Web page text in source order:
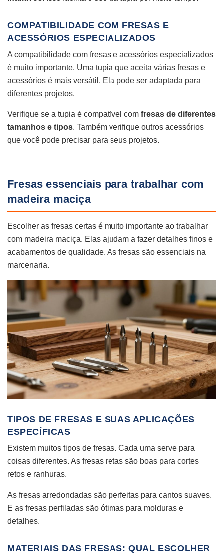
COMPATIBILIDADE COM FRESAS E
ACESSÓRIOS ESPECIALIZADOS
A compatibilidade com fresas e acessórios especializados
é muito importante. Uma tupia que aceita várias fresas e
acessórios é mais versátil. Ela pode ser adaptada para
diferentes projetos.
Verifique se a tupia é compatível com fresas de diferentes
tamanhos e tipos. Também verifique outros acessórios
que você pode precisar para seus projetos.
Fresas essenciais para trabalhar com
madeira maciça
Escolher as fresas certas é muito importante ao trabalhar
com madeira maciça. Elas ajudam a fazer detalhes finos e
acabamentos de qualidade. As fresas são essenciais na
marcenaria.
TIPOS DE FRESAS E SUAS APLICAÇÕES
ESPECÍFICAS
Existem muitos tipos de fresas. Cada uma serve para
coisas diferentes. As fresas retas são boas para cortes
retos e ranhuras.
As fresas arredondadas são perfeitas para cantos suaves.
E as fresas perfiladas são ótimas para molduras e
detalhes.
MATERIAIS DAS FRESAS: QUAL ESCOLHER